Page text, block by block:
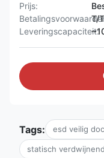
Prijs:
T/T
Leveringscapaciteit:
Tags: esd veilig
statisch